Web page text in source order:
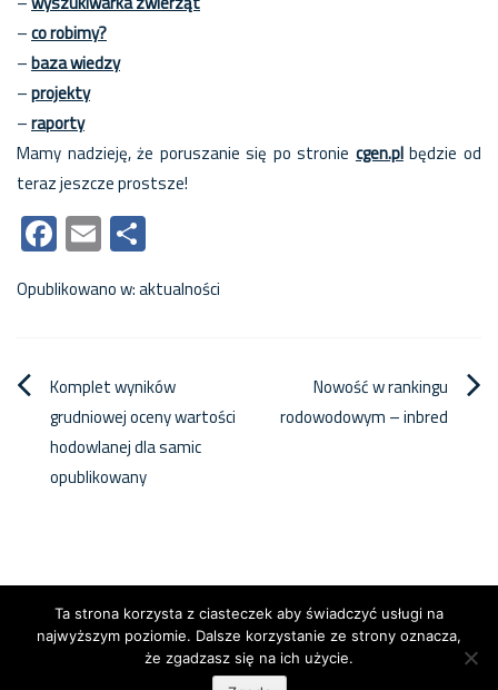
–co robimy?
–baza wiedzy
–projekty
–raporty
Mamy nadzieję, że poruszanie się po stronie cgen.plbędzie od
teraz jeszcze prostsze!
Facebook
Email
Opublikowano w:aktualności
Nawigacja
wpisu
Komplet wyników
grudniowej oceny wartości
hodowlanej dla samic
opublikowany
Nowość w rankingu
rodowodowym – inbred
Ta strona korzysta z ciasteczek aby świadczyć usługi na
najwyższym poziomie. Dalsze korzystanie ze strony oznacza,
że zgadzasz się na ich użycie.